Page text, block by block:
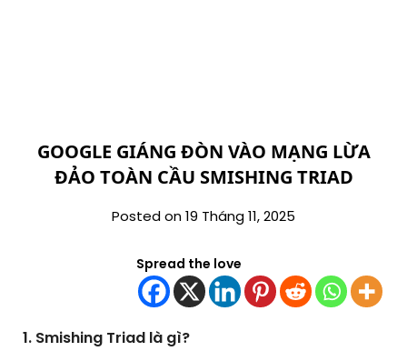
GOOGLE GIÁNG ĐÒN VÀO MẠNG LỪA
ĐẢO TOÀN CẦU SMISHING TRIAD
Posted on 19 Tháng 11, 2025
Spread the love
1. Smishing Triad là gì?